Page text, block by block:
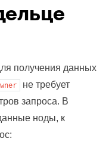
получения данных
не требует
запроса. В
ноды, к